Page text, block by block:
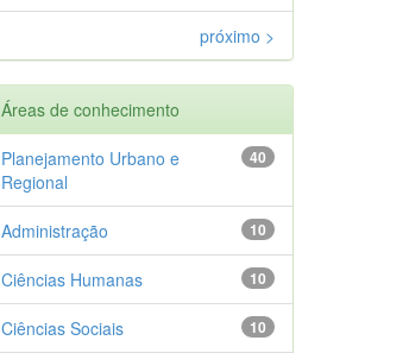
próximo >
Áreas de conhecimento
40
Planejamento Urbano e
Regional
10
Administração
10
Ciências Humanas
10
Ciências Sociais